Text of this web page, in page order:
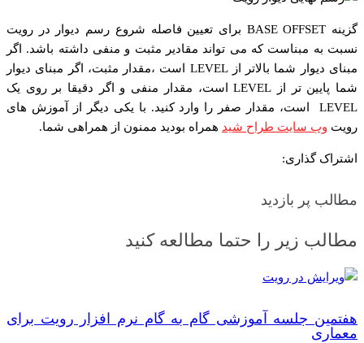
گزینه BASE OFFSET برای تعیین فاصله شروع رسم دیوار در رویت
نسبت به مبناست که می تواند مقادیر مثبت و منفی داشته باشد. اگر
مبنای دیوار شما بالاتر از LEVEL است ،مقدار مثبت، اگر مبنای دیوار
شما پایین تر از LEVEL است، مقدار منفی و اگر دقیقا بر روی یک
LEVEL است، مقدار صفر را وارد کنید. با یکی دیگر از آموزش های
رویت وب سایت طراح شید همراه بودید ممنون از همراهی شما.
اشتراک گذاری:
مطالب پر بازدید
مطالب زیر را حتما مطالعه کنید
هفتمین جلسه آموزشی گام به گام نرم افزار رویت برای
معماری